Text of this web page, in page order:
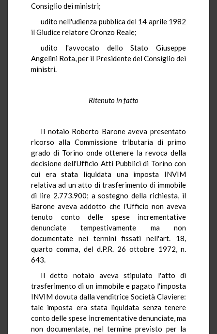
Consiglio dei ministri;
udito nell'udienza pubblica del 14 aprile 1982
il Giudice relatore Oronzo Reale;
udito l'avvocato dello Stato Giuseppe
Angelini Rota, per il Presidente del Consiglio dei
ministri.
Ritenuto in fatto
Il notaio Roberto Barone aveva presentato
ricorso alla Commissione tributaria di primo
grado di Torino onde ottenere la revoca della
decisione dell'Ufficio Atti Pubblici di Torino con
cui era stata liquidata una imposta INVIM
relativa ad un atto di trasferimento di immobile
di lire 2.773.900; a sostegno della richiesta, il
Barone aveva addotto che l'Ufficio non aveva
tenuto conto delle spese incrementative
denunciate tempestivamente ma non
documentate nei termini fissati nell'art. 18,
quarto comma, del d.P.R. 26 ottobre 1972, n.
643.
Il detto notaio aveva stipulato l'atto di
trasferimento di un immobile e pagato l'imposta
INVIM dovuta dalla venditrice Società Claviere:
tale imposta era stata liquidata senza tenere
conto delle spese incrementative denunciate, ma
non documentate, nel termine previsto per la